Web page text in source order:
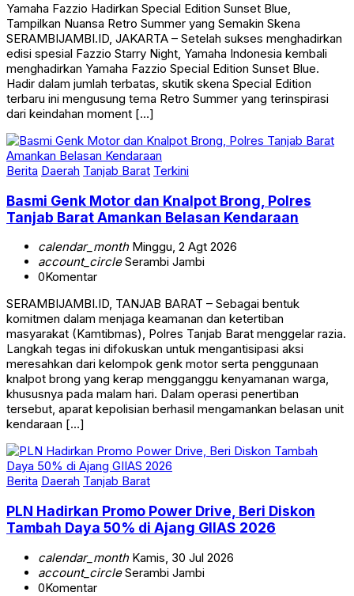
Yamaha Fazzio Hadirkan Special Edition Sunset Blue,
Tampilkan Nuansa Retro Summer yang Semakin Skena
SERAMBIJAMBI.ID, JAKARTA – Setelah sukses menghadirkan
edisi spesial Fazzio Starry Night, Yamaha Indonesia kembali
menghadirkan Yamaha Fazzio Special Edition Sunset Blue.
Hadir dalam jumlah terbatas, skutik skena Special Edition
terbaru ini mengusung tema Retro Summer yang terinspirasi
dari keindahan moment […]
Berita Daerah Tanjab Barat Terkini
Basmi Genk Motor dan Knalpot Brong, Polres
Tanjab Barat Amankan Belasan Kendaraan
calendar_monthMinggu, 2 Agt 2026
account_circleSerambi Jambi
0Komentar
SERAMBIJAMBI.ID, TANJAB BARAT – Sebagai bentuk
komitmen dalam menjaga keamanan dan ketertiban
masyarakat (Kamtibmas), Polres Tanjab Barat menggelar razia.
Langkah tegas ini difokuskan untuk mengantisipasi aksi
meresahkan dari kelompok genk motor serta penggunaan
knalpot brong yang kerap mengganggu kenyamanan warga,
khususnya pada malam hari. Dalam operasi penertiban
tersebut, aparat kepolisian berhasil mengamankan belasan unit
kendaraan […]
Berita Daerah Tanjab Barat
PLN Hadirkan Promo Power Drive, Beri Diskon
Tambah Daya 50% di Ajang GIIAS 2026
calendar_monthKamis, 30 Jul 2026
account_circleSerambi Jambi
0Komentar